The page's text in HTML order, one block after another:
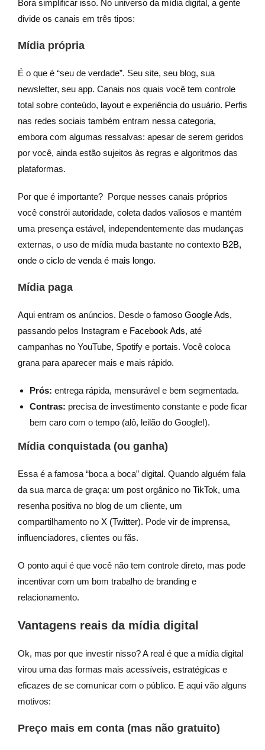
Bora simplificar isso. No universo da mídia digital, a gente
divide os canais em três tipos:
Mídia própria
É o que é “seu de verdade”. Seu site, seu blog, sua
newsletter, seu app. Canais nos quais você tem controle
total sobre conteúdo, layout e experiência do usuário. Perfis
nas redes sociais também entram nessa categoria,
embora com algumas ressalvas: apesar de serem geridos
por você, ainda estão sujeitos às regras e algoritmos das
plataformas.
Por que é importante? Porque nesses canais próprios
você constrói autoridade, coleta dados valiosos e mantém
uma presença estável, independentemente das mudanças
externas, o uso de mídia muda bastante no contexto B2B,
onde o ciclo de venda é mais longo.
Mídia paga
Aqui entram os anúncios. Desde o famoso Google Ads,
passando pelos Instagram e Facebook Ads, até
campanhas no YouTube, Spotify e portais. Você coloca
grana para aparecer mais e mais rápido.
Prós: entrega rápida, mensurável e bem segmentada.
Contras: precisa de investimento constante e pode ficar
bem caro com o tempo (alô, leilão do Google!).
Mídia conquistada (ou ganha)
Essa é a famosa “boca a boca” digital. Quando alguém fala
da sua marca de graça: um post orgânico no TikTok, uma
resenha positiva no blog de um cliente, um
compartilhamento no X (Twitter). Pode vir de imprensa,
influenciadores, clientes ou fãs.
O ponto aqui é que você não tem controle direto, mas pode
incentivar com um bom trabalho de branding e
relacionamento.
Vantagens reais da mídia digital
Ok, mas por que investir nisso? A real é que a mídia digital
virou uma das formas mais acessíveis, estratégicas e
eficazes de se comunicar com o público. E aqui vão alguns
motivos:
Preço mais em conta (mas não gratuito)